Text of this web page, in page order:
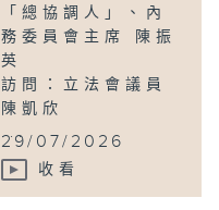
「總協調人」、內
務委員會主席 陳振
英
訪問：立法會議員
陳凱欣
...
29/07/2026
收看